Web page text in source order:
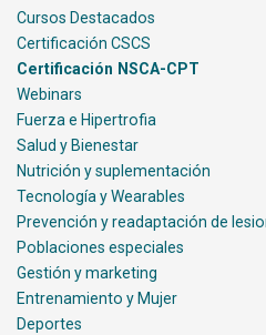
Cursos Destacados
Certificación CSCS
Certificación NSCA-CPT
Webinars
Fuerza e Hipertrofia
Salud y Bienestar
Nutrición y suplementación
Tecnología y Wearables
Prevención y readaptación de
Poblaciones especiales
Gestión y marketing
Entrenamiento y Mujer
Deportes